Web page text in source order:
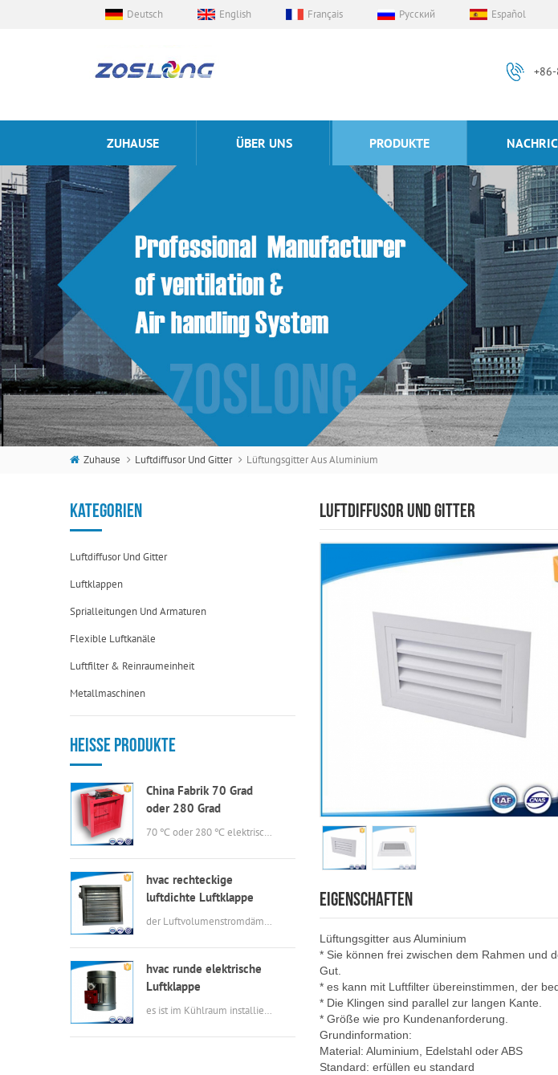
Deutsch English Français Русский Español
ZUHAUSE ÜBER UNS PRODUKTE
Zuhause Luftdiffusor Und Gitter Lüftungsgitter Aus Aluminium
KATEGORIEN
Luftdiffusor Und Gitter
Luftklappen
Sprialleitungen Und Armaturen
Flexible Luftkanäle
Luftfilter & Reinraumeinheit
Metallmaschinen
HEISSE PRODUKTE
China Fabrik 70 Grad
oder 280 Grad
elektrische msfd hvac
Luftkanal
70 ℃ oder 280 ℃ elektrische Brandschutzklappe in guter Qualität
hvac rechteckige
luftdichte Luftklappe
der Luftvolumenstromdämpfer hat die Merkmale einer einfachen Konstruktion, geringer Leckage, kleinem Drehmoment, flexiblem Betrieb, Korrosionsbeständigkeit.
hvac runde elektrische
Luftklappe
es ist im Kühlraum installiert und mit Axialventilator verzahnt. Im Sommer Wenn die Axialventilatoren laufen, läuft auch der Dämpfer, um die von den Kältemaschinen erzeugte Luft abzulassen, im Winter laufen die Axiallüfter nicht, und die Dämpfer bleiben auch geschlossen, um die Temperatur im Inneren zu halten.
LUFTDIFFUSOR UND GITTER
EIGENSCHAFTEN
Lüftungsgitter aus Aluminium
* Sie können frei zwischen dem Rahmen und
Gut.
* es kann mit Luftfilter übereinstimmen, der
* Die Klingen sind parallel zur langen Kante.
* Größe wie pro Kundenanforderung.
Grundinformation:
Material: Aluminium, Edelstahl oder ABS
Standard: erfüllen eu standard